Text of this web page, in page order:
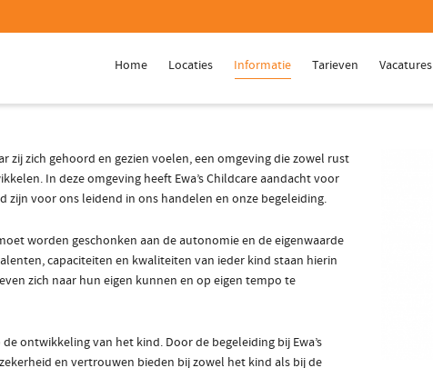
Home Locaties Informatie Tarieven Vacatures
zij zich gehoord en gezien voelen, een omgeving die zowel rust
In deze omgeving heeft Ewa’s Childcare aandacht voor
voor ons leidend in ons handelen en onze begeleiding.
worden geschonken aan de autonomie en de eigenwaarde
capaciteiten en kwaliteiten van ieder kind staan hierin
zich naar hun eigen kunnen en op eigen tempo te
ontwikkeling van het kind. Door de begeleiding bij Ewa’s
en vertrouwen bieden bij zowel het kind als bij de